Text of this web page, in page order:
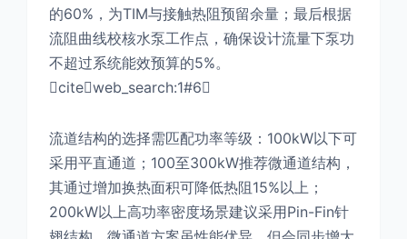
的60%，为TIM与接触热阻预留余量；最后根据
流阻曲线校核水泵工作点，确保设计流量下泵功
不超过系统能效预算的5%。
citeweb_search:1#6
流道结构的选择需匹配功率等级：100kW以下可
采用平直通道；100至300kW推荐微通道结构，
其通过增加换热面积可降低热阻15%以上；
200kW以上高功率密度场景建议采用Pin-Fin针